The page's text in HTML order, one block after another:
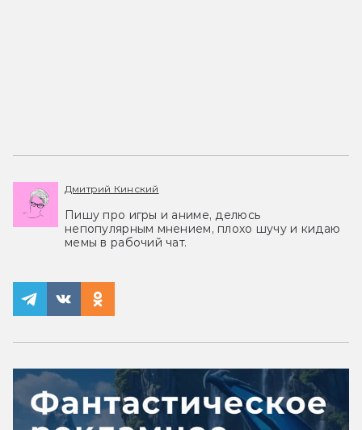
Дмитрий Кинский
Пишу про игры и аниме, делюсь
непопулярным мнением, плохо шучу и кидаю
мемы в рабочий чат.